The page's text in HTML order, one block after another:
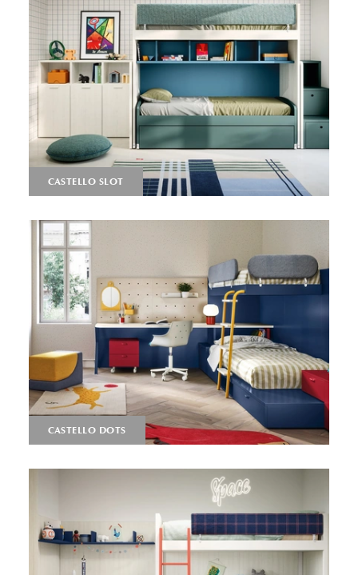
CASTELLO SLOT
CASTELLO DOTS